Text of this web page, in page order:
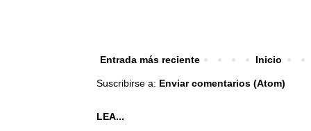
Entrada más reciente Inicio
Suscribirse a: Enviar comentarios (Atom)
LEA...